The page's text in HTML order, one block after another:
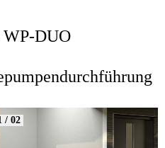
DUO
/ 02